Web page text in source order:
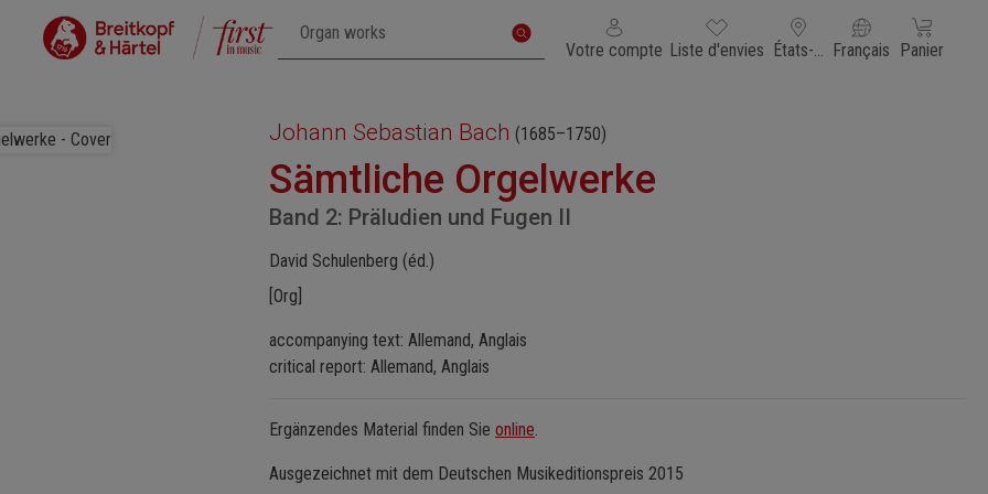
Votre compte Vous avez 0 articles dans votre liste de souhaits
Liste d'envies États-Unis d'Amérique
Français Le panier
Panier
Johann Sebastian Bach (1685–1750)
Sämtliche Orgelwerke
Band 2: Präludien und Fugen II
David Schulenberg (éd.)
[Org]
accompanying text: Allemand, Anglais
critical report: Allemand, Anglais
Ergänzendes Material finden Sie online.
Ausgezeichnet mit dem Deutschen Musikeditionspreis 2015